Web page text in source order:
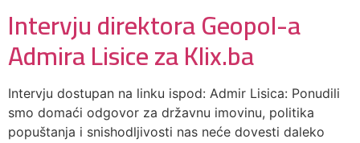
Intervju direktora Geopol-a
Admira Lisice za Klix.ba
Intervju dostupan na linku ispod: Admir Lisica: Ponudili
smo domaći odgovor za državnu imovinu, politika
popuštanja i snishodljivosti nas neće dovesti daleko